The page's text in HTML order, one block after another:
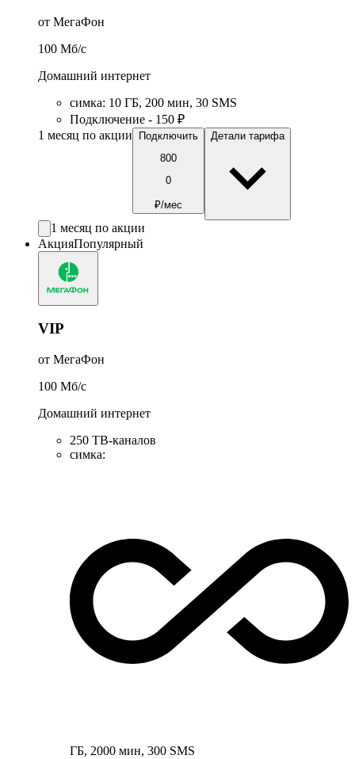
от МегаФон
100 Мб/c
Домашний интернет
симка: 10 ГБ, 200 мин, 30 SMS
Подключение - 150 ₽
1 месяц по акции
Подключить
800
0
₽/мес
Детали тарифа
1 месяц по акции
АкцияПопулярный
VIP
от МегаФон
100 Мб/c
Домашний интернет
250 ТВ-каналов
симка:
ГБ, 2000 мин, 300 SMS